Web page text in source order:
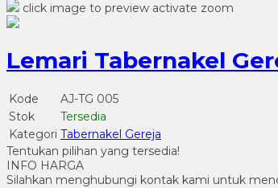
click image to preview activate zoom
Lemari Tabernakel
Kode
AJ-TG 005
Stok
Tersedia
Kategori Tabernakel Gereja
Tentukan pilihan yang tersedia!
INFO HARGA
Silahkan menghubungi kontak kami untuk